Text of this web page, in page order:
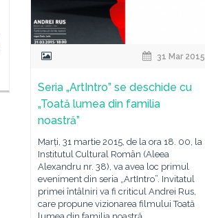
31 Mar 2015
Seria „ArtIntro” se deschide cu
„Toată lumea din familia
noastră”
Marți, 31 martie 2015, de la ora 18. 00, la
Institutul Cultural Român (Aleea
Alexandru nr. 38), va avea loc primul
eveniment din seria „ArtIntro”. Invitatul
primei întâlniri va fi criticul Andrei Rus,
care propune vizionarea filmului Toată